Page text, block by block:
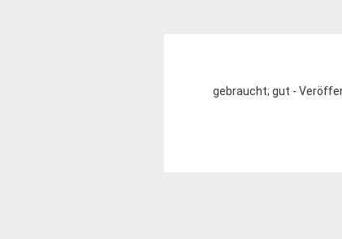
gebraucht; gut -